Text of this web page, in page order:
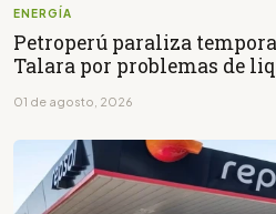
ENERGÍA
Petroperú paraliza
Talara por problemas de
01 de agosto, 2026